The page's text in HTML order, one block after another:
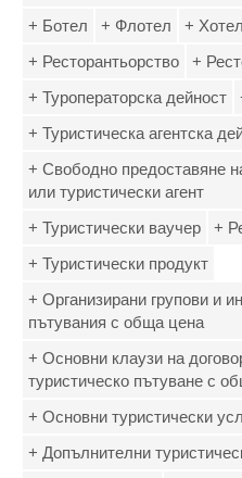
+ Ботел
+ Флотел +
+ Ресторантьорство
+
+ Туроператорска дейност
+ Туристическа агентска
+ Свободно предоставяне
или туристически агент
+ Туристически ваучер
+
+ Туристически продукт
+ Организирани групови и
пътувания с обща цена
+ Основни клаузи на
туристическо пътуване с
+ Основни туристически
+ Допълнителни